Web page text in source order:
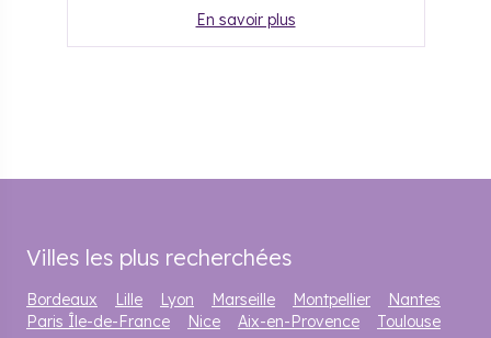
En savoir plus
Villes les plus recherchées
Bordeaux Lille Lyon Marseille Montpellier
Nantes
Paris Île-de-France
Nice Aix-en-Provence Toulouse